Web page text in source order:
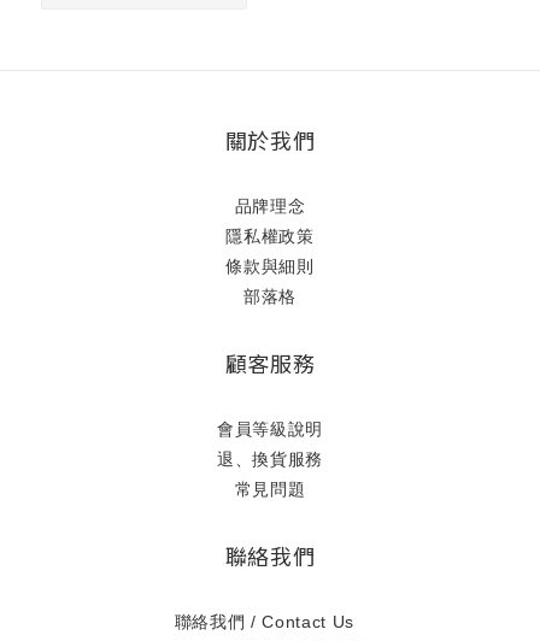
關於我們
品牌理念
隱私權政策
條款與細則
部落格
顧客服務
會員等級說明
退、換貨服務
常見問題
聯絡我們
聯絡我們 / Contact Us